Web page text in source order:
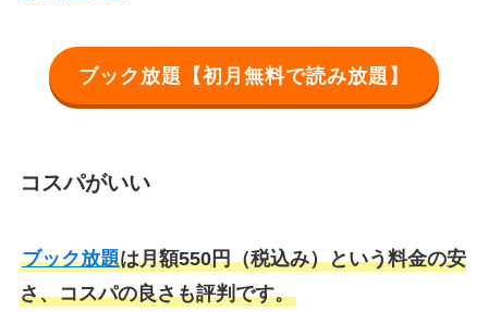
ブック放題【初月無料で読み放題】
コスパがいい
ブック放題は月額550円（税込み）という料金の安
さ、コスパの良さも評判です。